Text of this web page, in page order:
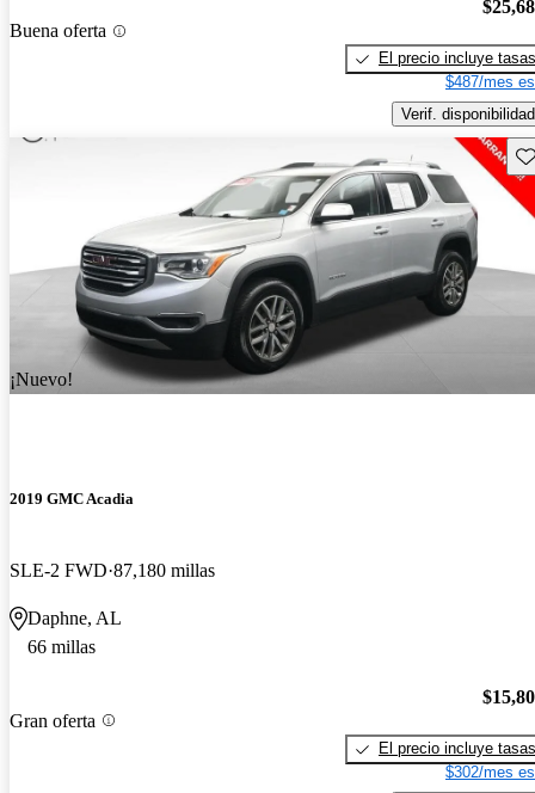
Buena oferta
El precio incluye tasas
$487/mes
Verif. disponibilidad
¡Nuevo!
2019 GMC Acadia
SLE-2 FWD 87,180 millas
Daphne, AL
66 millas
Gran oferta
El precio incluye tasas
$302/mes